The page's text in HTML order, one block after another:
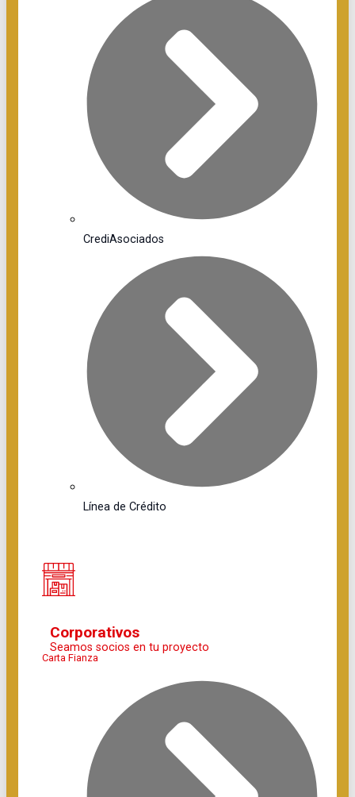
CrediAsociados
Línea de Crédito
Corporativos
Seamos socios en tu proyecto
Carta Fianza